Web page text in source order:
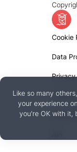
Cookie
Data
LinkedIn
Like so many
your experience
you're OK with it,